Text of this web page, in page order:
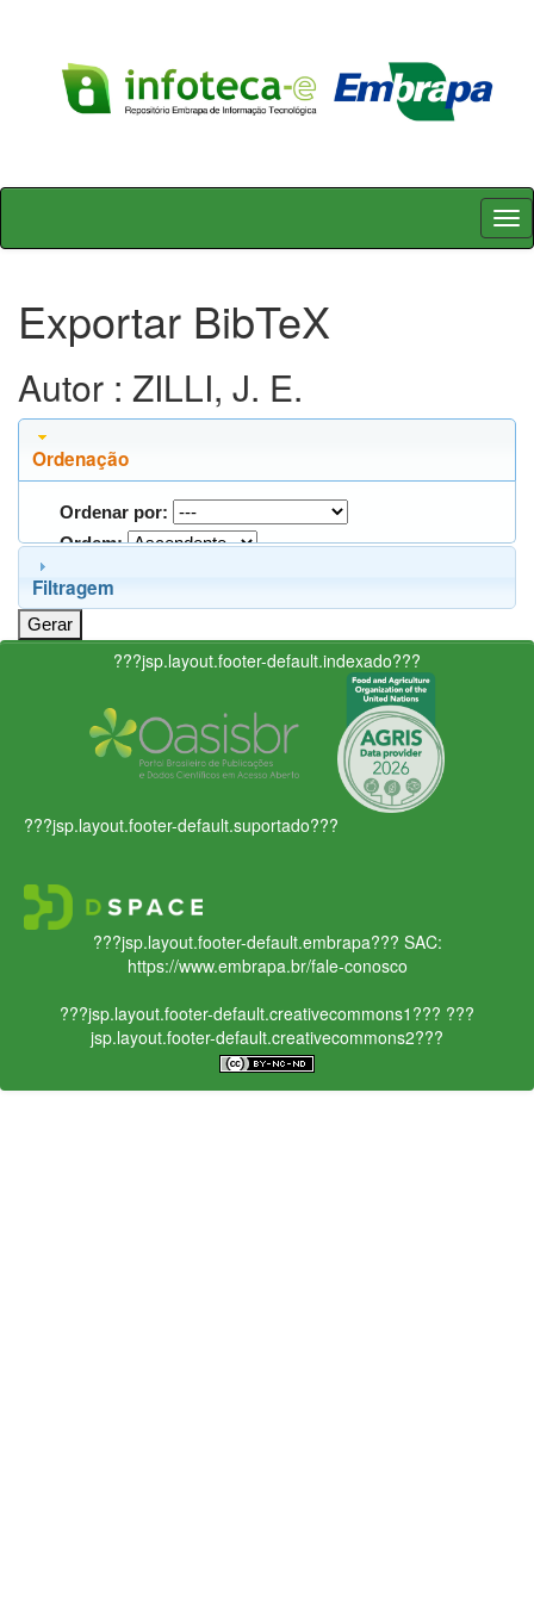
Skip
Exportar BibTeX
Autor : ZILLI, J. E.
Ordenação
Ordenar por:
Ordem:
Filtragem
???jsp.layout.footer-default.indexado???
???jsp.layout.footer-default.suportado???
???jsp.layout.footer-default.embrapa??? SAC:
https://www.embrapa.br/fale-conosco
???jsp.layout.footer-default.creativecommons1??? ???
jsp.layout.footer-default.creativecommons2???